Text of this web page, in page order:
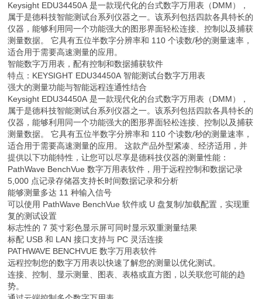
Keysight EDU34450A 是一款现代化的台式数字万用表（DMM），
属于是德科技智能测试台系列仪器之一。该系列包括四款各具特长的
仪器，能够利用同一个功能强大的图形界面轻松连接、控制以及捕获
测量数据。 它具有五位半数字分辨率和 110 个读数/秒的测量速率，
适合用于需要高速测量的应用。
智能数字万用表，配有控制和数据捕获软件
特点：KEYSIGHT EDU34450A 智能测试台数字万用表
强大的测量功能与智能远程连通性结合
Keysight EDU34450A 是一款现代化的台式数字万用表（DMM），
属于是德科技智能测试台系列仪器之一。该系列包括四款各具特长的
仪器，能够利用同一个功能强大的图形界面轻松连接、控制以及捕获
测量数据。 它具有五位半数字分辨率和 110 个读数/秒的测量速率，
适合用于需要高速测量的应用。 这款产品外型紧凑、经济适用，并
提供以下功能特性，让您可以尽享是德科技仪器的测量性能：
PathWave BenchVue 数字万用表软件，用于远程控制和数据记录
5,000 点记录存储器支持长时间数据记录和分析
能够测量多达 11 种输入信号
可以使用 PathWave BenchVue 软件或 U 盘复制/加载配置，实现重
复的测试设置
标志性的 7 英寸彩色显示屏可同时显示双重测量结果
标配 USB 和 LAN 接口支持与 PC 灵活连接
PATHWAVE BENCHVUE 数字万用表软件
远程控制您的数字万用表以快速了解您的测量以优化测试。
连接、控制、显示测量、图表、表格或直方图，以关联您可能的趋
势。